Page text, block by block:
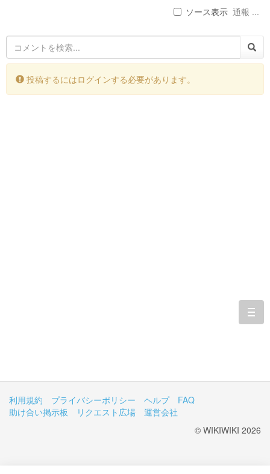
ソース表示 通報 ...
投稿するにはログインする必要があります。
利用規約 プライバシーポリシー ヘルプ
FAQ
助け合い掲示板
リクエスト広場
運営会社
© WIKIWIKI 2026